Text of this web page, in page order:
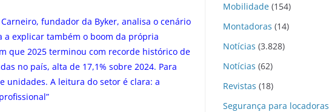
fundador da Byker, analisa o cenário
a explicar também o boom da própria
que 2025 terminou com recorde histórico de
no país, alta de 17,1% sobre 2024. Para
unidades. A leitura do setor é clara: a
Mobilidade (154)
Montadoras (14)
Notícias (3.828)
Notícias (62)
Revistas (18)
Segurança para locadoras